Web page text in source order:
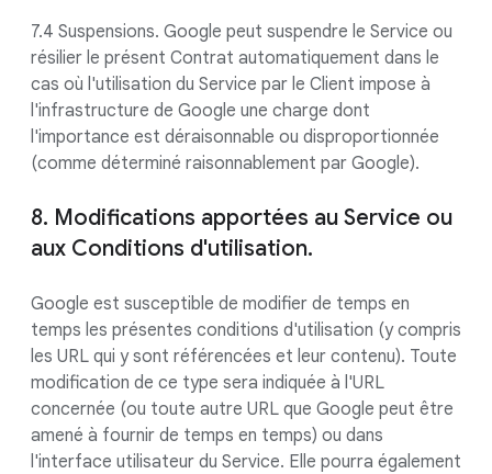
7.4 Suspensions. Google peut suspendre le Service ou
résilier le présent Contrat automatiquement dans le
cas où l'utilisation du Service par le Client impose à
l'infrastructure de Google une charge dont
l'importance est déraisonnable ou disproportionnée
(comme déterminé raisonnablement par Google).
8. Modifications apportées au Service ou
aux Conditions d'utilisation.
Google est susceptible de modifier de temps en
temps les présentes conditions d'utilisation (y compris
les URL qui y sont référencées et leur contenu). Toute
modification de ce type sera indiquée à l'URL
concernée (ou toute autre URL que Google peut être
amené à fournir de temps en temps) ou dans
l'interface utilisateur du Service. Elle pourra également